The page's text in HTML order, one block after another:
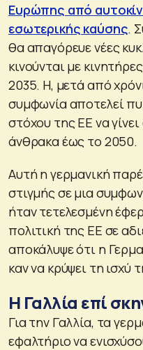
Ευρώπης από
εσωτερικής καύσης.
θα απαγόρευε νέες
κινούνται με
2035. Η, μετά από
συμφωνία αποτελεί
στόχου της ΕΕ να
άνθρακα έως το 2050.
Αυτή η γερμανική
στιγμής σε μια
ήταν τετελεσμένη
πολιτική της ΕΕ σε
αποκάλυψε ότι η
καν να κρύψει τη ισχύ
Η Γαλλία επί
Για την Γαλλία, τα
εφαλτήριο να